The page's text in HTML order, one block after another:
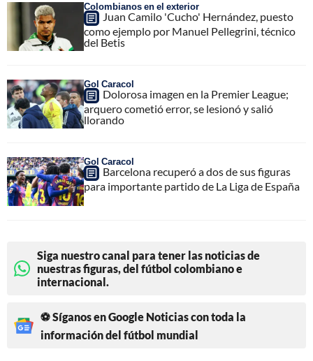
Colombianos en el exterior
Juan Camilo 'Cucho' Hernández, puesto
como ejemplo por Manuel Pellegrini, técnico
del Betis
Gol Caracol
Dolorosa imagen en la Premier League;
arquero cometió error, se lesionó y salió
llorando
Gol Caracol
Barcelona recuperó a dos de sus figuras
para importante partido de La Liga de España
Siga nuestro canal para tener las noticias de
nuestras figuras, del fútbol colombiano e
internacional.
⚽ Síganos en Google Noticias con toda la
información del fútbol mundial